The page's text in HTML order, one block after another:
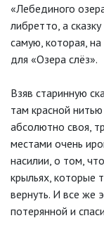
«Лебединого
либретто, а
самую, которая,
для «Озера слёз».
Взяв старинную
там красной
абсолютно своя,
местами очень
насилии, о том,
крыльях, которые
вернуть. И все же
потерянной и